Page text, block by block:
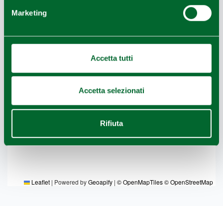
Marketing
Accetta tutti
Accetta selezionati
Rifiuta
Leaflet | Powered byGeoapify | © OpenMapTiles© OpenStreetMap